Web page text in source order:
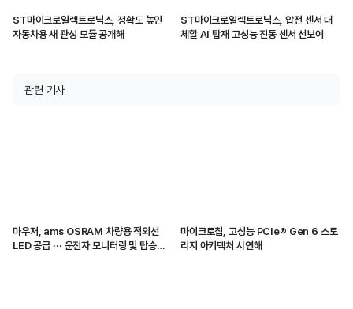
ST마이크로일렉트로닉스, 정확도 높인
자동차용 새 관성 모듈 공개해
ST마이크로일렉트로닉스, 압전 센서 대
체할 AI 탑재 고성능 진동 센서 선보여
관련 기사
마우저, ams OSRAM 차량용 적외선
LED 공급 ··· 운전자 모니터링 및 탑승자
마이크로칩, 고성능 PCIe® Gen 6 스토
리지 아키텍처 시연해